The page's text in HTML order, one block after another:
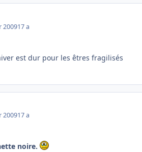
200917 a
est dur pour les êtres fragilisés
200917 a
noire.